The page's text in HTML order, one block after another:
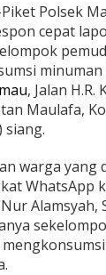
Polsek
cepat
minuman
, Jalan
Maulafa,
siang.
warga yang
WhatsApp
Alamsyah,